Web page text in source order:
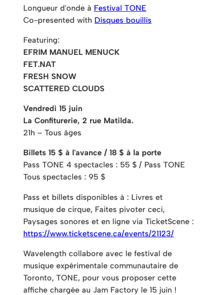
Longueur d'onde à Festival TONE
Co-presented with Disques bouillis
Featuring:
EFRIM MANUEL MENUCK
FET.NAT
FRESH SNOW
SCATTERED CLOUDS
Vendredi 15 juin
La Confiturerie, 2 rue Matilda.
21h – Tous âges
Billets 15 $ à l'avance / 18 $ à la porte
Pass TONE 4 spectacles : 55 $ / Pass TONE
Tous spectacles : 95 $
Pass et billets disponibles à : Livres et
musique de cirque, Faites pivoter ceci,
Paysages sonores et en ligne via TicketScene :
https://www.ticketscene.ca/events/21123/
Wavelength collabore avec le festival de
musique expérimentale communautaire de
Toronto, TONE, pour vous proposer cette
affiche chargée au Jam Factory le 15 juin !